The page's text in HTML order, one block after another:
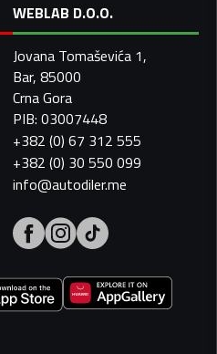
WEBLAB D.O.O.
Jovana Tomaševića 1,
Bar, 85000
Crna Gora
PIB: 03007448
+382 (0) 67 312 555
+382 (0) 30 550 099
info@autodiler.me